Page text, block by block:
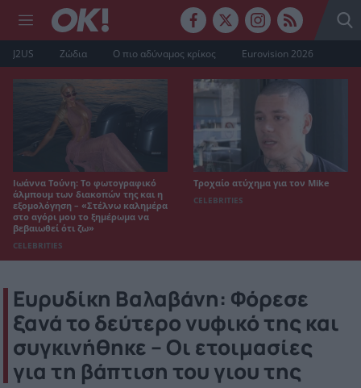
J2US Ζώδια Ο πιο αδύναμος κρίκος Eurovision 2026
Ιωάννα Τούνη: Το φωτογραφικό
άλμπουμ των διακοπών της και η
εξομολόγηση – «Στέλνω καλημέρα
στο αγόρι μου το ξημέρωμα να
βεβαιωθεί ότι ζω»
CELEBRITIES
Τροχαίο ατύχημα για τον Mike
CELEBRITIES
Ευρυδίκη Βαλαβάνη: Φόρεσε
ξανά το δεύτερο νυφικό της και
συγκινήθηκε – Οι ετοιμασίες
για τη βάπτιση του γιου της